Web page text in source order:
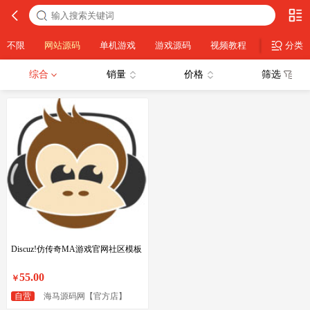
不限 网站源码 单机游戏 游戏源码 视频教程 分类
综合 销量 价格 筛选
Discuz!仿传奇MA游戏官网社区模板
￥55.00
自营 海马源码网【官方店】